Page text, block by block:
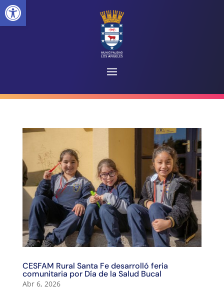
CESFAM Rural Santa Fe desarrolló feria
comunitaria por Día de la Salud Bucal
Abr 6, 2026